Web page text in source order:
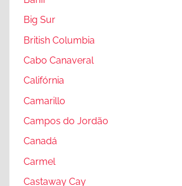
Big Sur
British Columbia
Cabo Canaveral
Califórnia
Camarillo
Campos do Jordão
Canadá
Carmel
Castaway Cay